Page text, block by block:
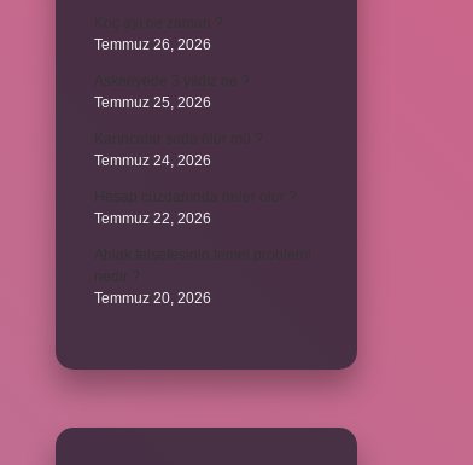
Temmuz 26, 2026
Temmuz 25, 2026
Temmuz 24, 2026
Temmuz 22, 2026
Temmuz 20, 2026